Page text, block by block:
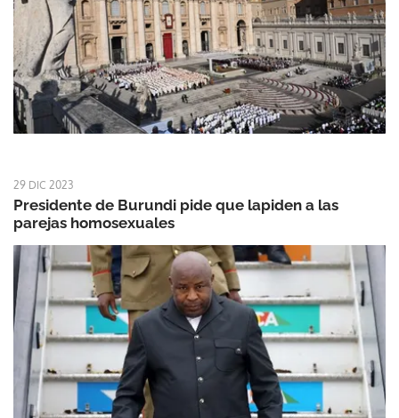
29 DIC 2023
Presidente de Burundi pide que lapiden a las
parejas homosexuales